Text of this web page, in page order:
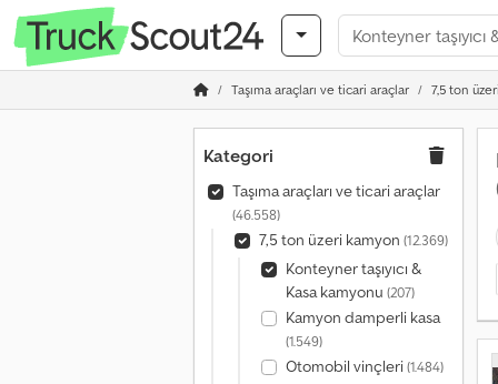
Taşıma araçları ve ticari araçlar 7,5 ton
Kategori
Taşıma araçları ve ticari araçlar
(46.558)
7,5 ton üzeri kamyon (12.369)
Konteyner taşıyıcı &
Kasa kamyonu (207)
Kamyon damperli kasa
(1.549)
Otomobil vinçleri(1.484)